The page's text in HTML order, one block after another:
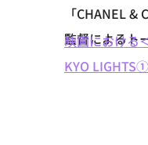
「CHANEL
監督によるト
映画における
KYO